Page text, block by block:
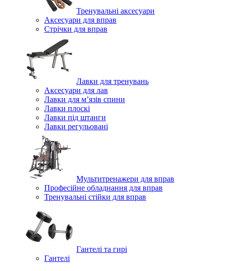
Тренувальні аксесуари
Аксесуари для вправ
Стрічки для вправ
Лавки для тренувань
Аксесуари для лав
Лавки для м’язів спини
Лавки плоскі
Лавки під штанги
Лавки регульовані
Мультитренажери для вправ
Професійне обладнання для вправ
Тренувальні стійки для вправ
Гантелі та гирі
Гантелі